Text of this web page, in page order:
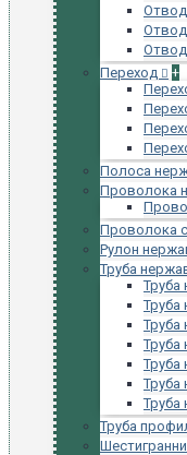
Переход
+
Полоса
Проволока
Проволока
Рулон
Труба
Труба
Труба
Труба
Труба
Труба
Труба
Труба